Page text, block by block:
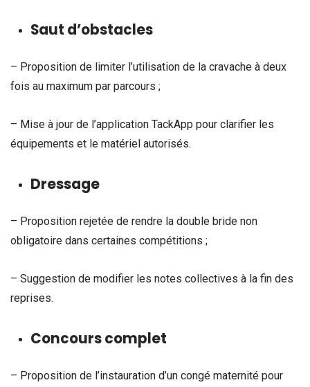
Saut d’obstacles
– Proposition de limiter l’utilisation de la cravache à deux
fois au maximum par parcours ;
– Mise à jour de l’application TackApp pour clarifier les
équipements et le matériel autorisés.
Dressage
– Proposition rejetée de rendre la double bride non
obligatoire dans certaines compétitions ;
– Suggestion de modifier les notes collectives à la fin des
reprises.
Concours complet
– Proposition de l’instauration d’un congé maternité pour